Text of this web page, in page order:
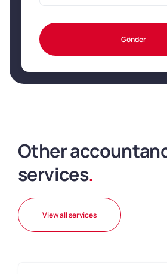
Gönder
Other
services.
View all services